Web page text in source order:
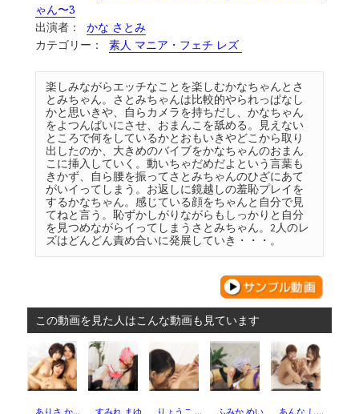
ゃん〜3
出演者：かな さとみ
カテゴリー：素人 マニア・フェチ レズ
楽しみながらエッチなことを楽しむかなちゃんとさ
とみちゃん。さとみちゃんは比較的やられっぱなし
かと思いきや、自らカメラを持ちだし、かなちゃん
をよつんばいにさせ、おまんこを舐める。見えない
ところで何をしているかとおもいきやどこから取り
出したのか、大きめのバイブをかなちゃんのおまん
こに挿入していく。動いちゃだめだよという言葉も
きかず、自ら腰を振ってさとみちゃんのひざにあて
がいイってしまう。お返しに鏡越しの羞恥プレイを
するかなちゃん。感じている顔をちゃんと自分で見
てねと言う。恥ずかしがりながらもしっかりと自分
を見つめながらイってしまうさとみちゃん。2人のレ
ズはどんどん責め合いに発展していき・・・。
この動画を見た人はこんな動画も見ています
ありさ か… すみれ まゆ りょうこ … ふみか めい あんな し…